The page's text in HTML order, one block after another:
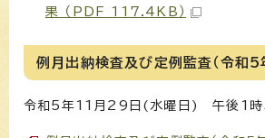
果 （PDF 117.4KB）
例月出納検査及び定例監査（令和
令和5年11月29日(水曜日) 午後1時